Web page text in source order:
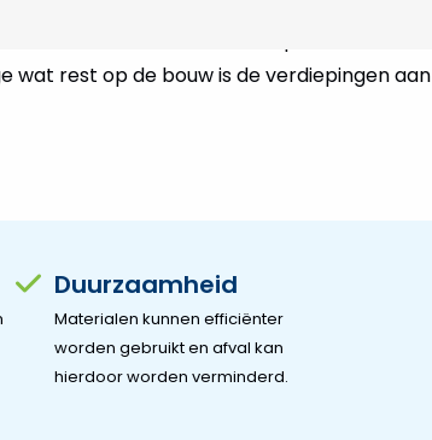
wat rest op de bouw is de verdiepingen aan
Duurzaamheid
Materialen kunnen efficiënter
worden gebruikt en afval kan
hierdoor worden verminderd.